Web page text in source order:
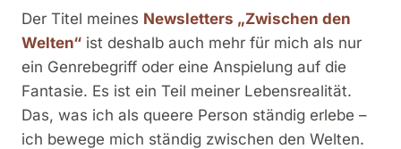
Der Titel meines Newsletters „Zwischen den
Welten“ ist deshalb auch mehr für mich als nur
ein Genrebegriff oder eine Anspielung auf die
Fantasie. Es ist ein Teil meiner Lebensrealität.
Das, was ich als queere Person ständig erlebe –
ich bewege mich ständig zwischen den Welten.